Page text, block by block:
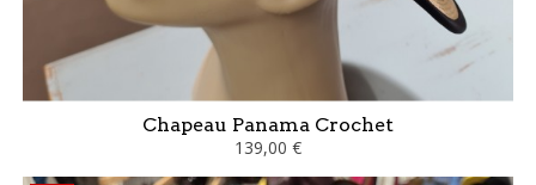
Chapeau Panama Crochet
139,00 €